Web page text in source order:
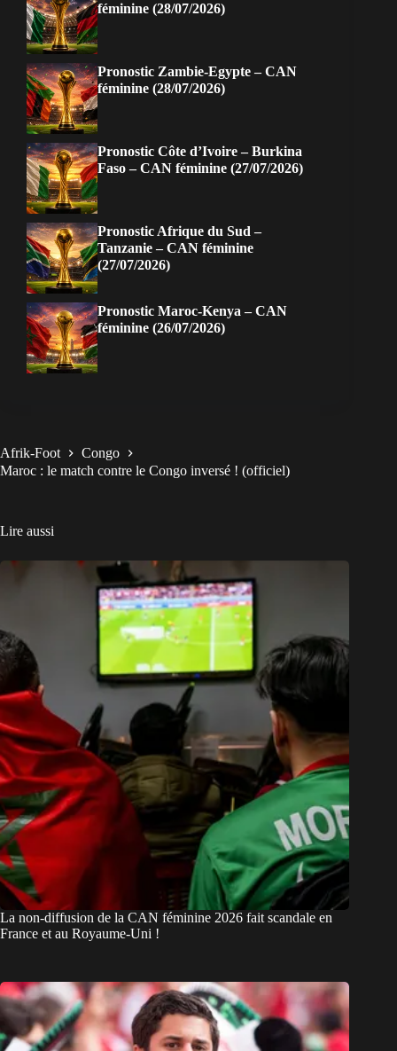
féminine (28/07/2026)
Pronostic Zambie-Egypte – CAN
féminine (28/07/2026)
Pronostic Côte d’Ivoire – Burkina
Faso – CAN féminine (27/07/2026)
Pronostic Afrique du Sud –
Tanzanie – CAN féminine
(27/07/2026)
Pronostic Maroc-Kenya – CAN
féminine (26/07/2026)
Afrik-Foot
Congo
Maroc : le match contre le Congo inversé ! (officiel)
Lire aussi
La non-diffusion de la CAN féminine 2026 fait scandale en
France et au Royaume-Uni !